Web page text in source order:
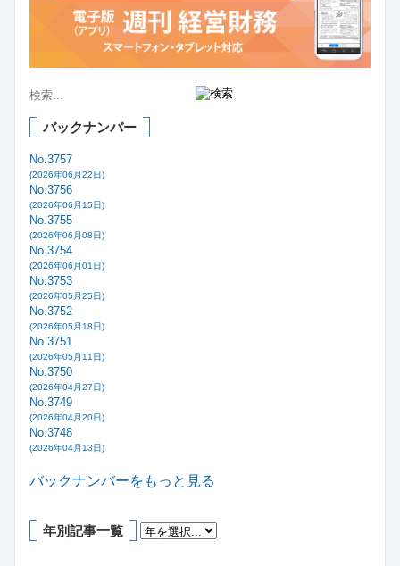
バックナンバー
No.3757
(2026年06月22日)
No.3756
(2026年06月15日)
No.3755
(2026年06月08日)
No.3754
(2026年06月01日)
No.3753
(2026年05月25日)
No.3752
(2026年05月18日)
No.3751
(2026年05月11日)
No.3750
(2026年04月27日)
No.3749
(2026年04月20日)
No.3748
(2026年04月13日)
バックナンバーをもっと見る
年別記事一覧